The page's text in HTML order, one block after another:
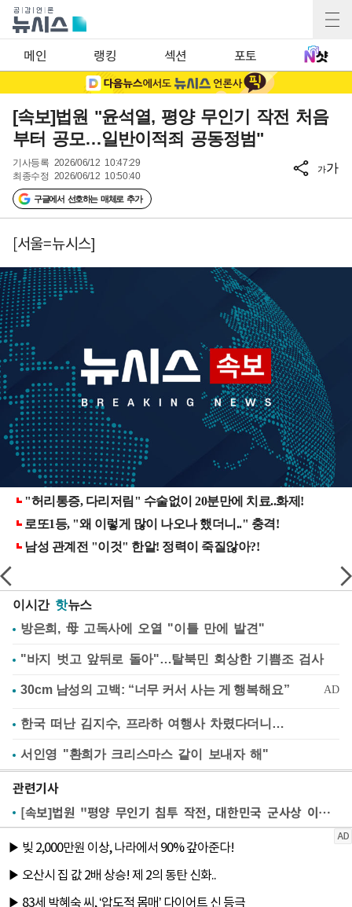
메인 랭킹 섹션 포토
[속보]법원 "윤석열, 평양 무인기 작전 처음
부터 공모…일반이적죄 공동정범"
기사등록 2026/06/12 10:47:29
최종수정 2026/06/12 10:50:40
구글에서 선호하는 매체로 추가
가가
[서울=뉴시스]
이시간 핫뉴스
방은희, 母 고독사에 오열 "이틀 만에 발견"
"바지 벗고 앞뒤로 돌아"…탈북민 회상한 기쁨조 검사
한국 떠난 김지수, 프라하 여행사 차렸다더니…
서인영 "환희가 크리스마스 같이 보내자 해"
관련기사
[속보]법원 "평양 무인기 침투 작전, 대한민국 군사상 이익 침해"